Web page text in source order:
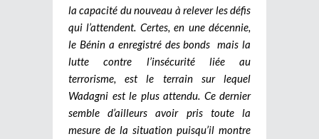
la capacité du nouveau à relever les défis
qui l’attendent. Certes, en une décennie,
le Bénin a enregistré des bonds mais la
lutte contre l’insécurité liée au
terrorisme, est le terrain sur lequel
Wadagni est le plus attendu. Ce dernier
semble d’ailleurs avoir pris toute la
mesure de la situation puisqu’il montre